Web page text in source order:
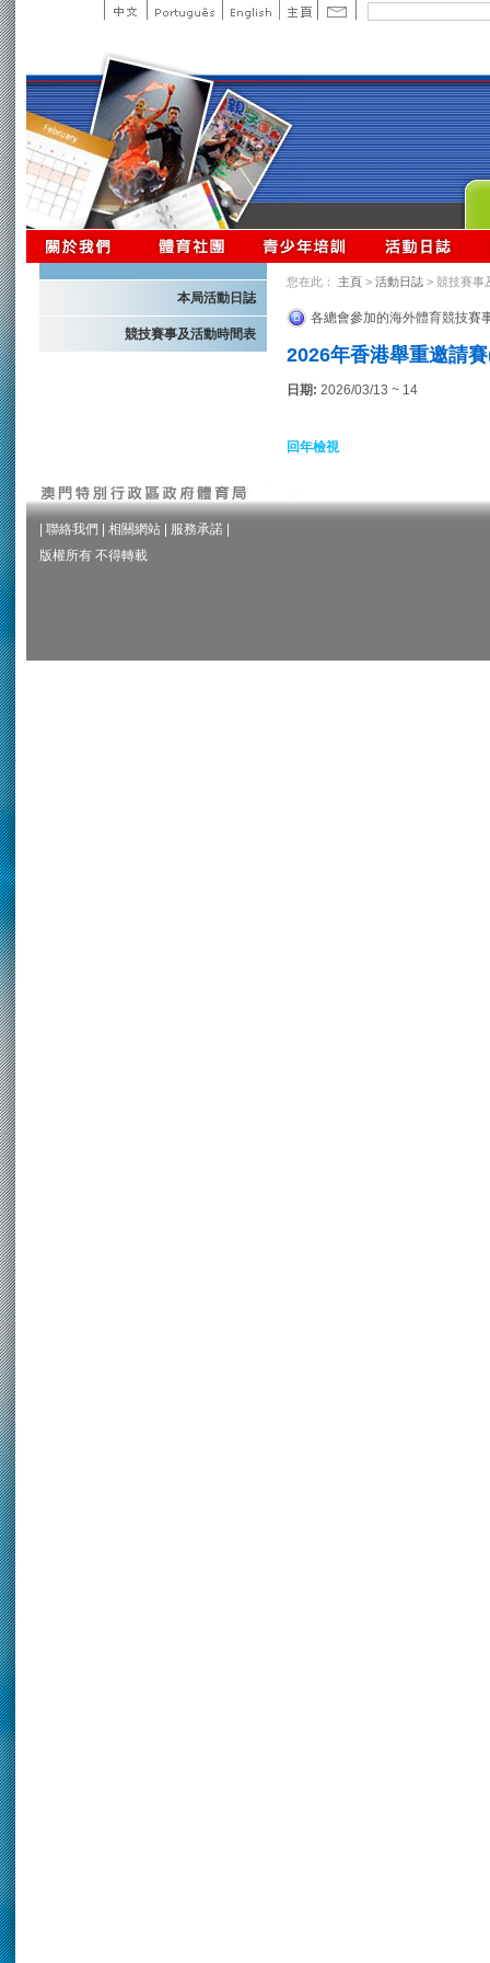
本局活動日誌
競技賽事及活動時間表
您在此： 主頁 > 活動日誌 > 競技賽事
各總會參加的海外體育競技賽
2026年香港舉重邀請
日期: 2026/03/13 ~ 14
回年檢視
聯絡我們 相關網站 服務承諾
版權所有 不得轉載